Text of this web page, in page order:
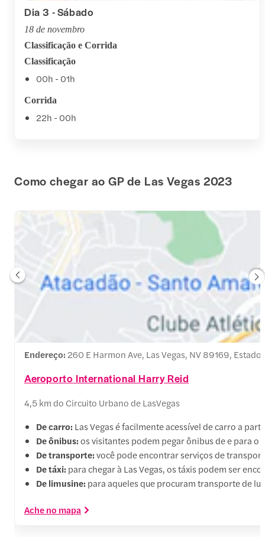
Dia 3 - Sábado
18 de novembro
Classificação e Corrida
Classificação
00h - 01h
Corrida
22h - 00h
Como chegar ao GP de Las Vegas 2023
Endereço: 260 E Harmon Ave, Las Vegas, NV 89169,
Aeroporto International Harry Reid
4,5 km do Circuito Urbano de LasVegas
De carro: Las Vegas é facilmente acessível de carro a
De ônibus:os visitantes podem pegar ônibus de e para o
De transporte:você pode encontrar serviços de
De táxi: para chegar à Las Vegas, os táxis podem ser
De limusine: para aqueles que procuram transporte de
Ache no mapa